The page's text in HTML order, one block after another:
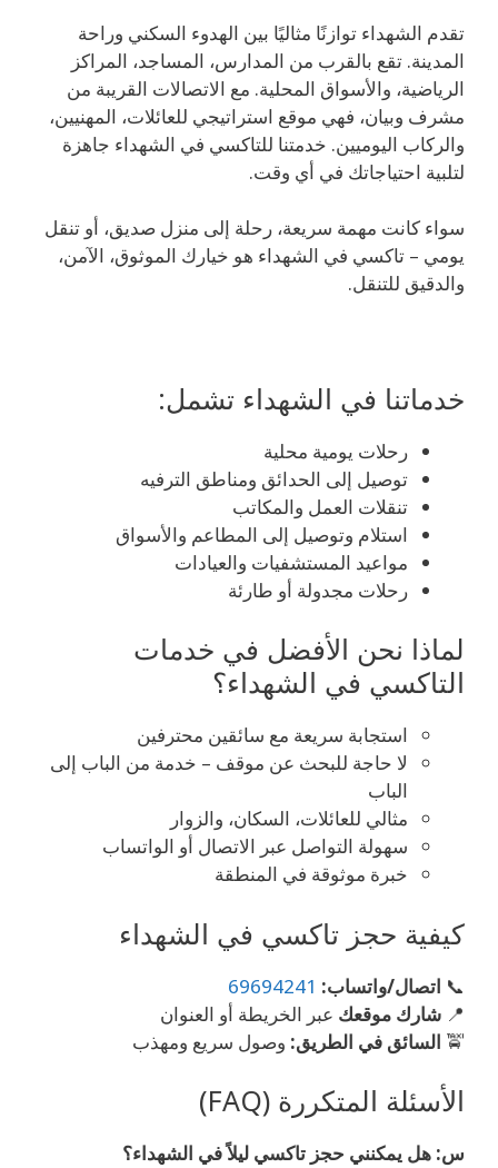
تقدم الشهداء توازنًا مثاليًا بين الهدوء السكني وراحة
المدينة. تقع بالقرب من المدارس، المساجد، المراكز
الرياضية، والأسواق المحلية. مع الاتصالات القريبة من
مشرف وبيان، فهي موقع استراتيجي للعائلات، المهنيين،
والركاب اليوميين. خدمتنا للتاكسي في الشهداء جاهزة
لتلبية احتياجاتك في أي وقت.
سواء كانت مهمة سريعة، رحلة إلى منزل صديق، أو تنقل
يومي – تاكسي في الشهداء هو خيارك الموثوق، الآمن،
والدقيق للتنقل.
خدماتنا في الشهداء تشمل:
رحلات يومية محلية
توصيل إلى الحدائق ومناطق الترفيه
تنقلات العمل والمكاتب
استلام وتوصيل إلى المطاعم والأسواق
مواعيد المستشفيات والعيادات
رحلات مجدولة أو طارئة
لماذا نحن الأفضل في خدمات
التاكسي في الشهداء؟
استجابة سريعة مع سائقين محترفين
لا حاجة للبحث عن موقف – خدمة من الباب إلى
الباب
مثالي للعائلات، السكان، والزوار
سهولة التواصل عبر الاتصال أو الواتساب
خبرة موثوقة في المنطقة
كيفية حجز تاكسي في الشهداء
📞 اتصال/واتساب: 69694241
📍 شارك موقعك عبر الخريطة أو العنوان
🚖 السائق في الطريق: وصول سريع ومهذب
الأسئلة المتكررة (FAQ)
س: هل يمكنني حجز تاكسي ليلاً في الشهداء؟